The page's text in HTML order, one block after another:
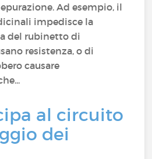
Ad esempio, il
impedisce la
del rubinetto di
resistenza, o di
causare
al circuito
dei